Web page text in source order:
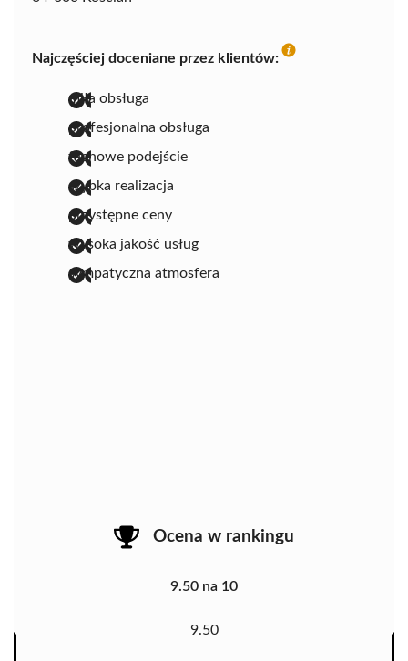
Najczęściej doceniane przez klientów:
miła obsługa
profesjonalna obsługa
fachowe podejście
szybka realizacja
przystępne ceny
wysoka jakość usług
sympatyczna atmosfera
Ocena w rankingu
9.50 na 10
9.50